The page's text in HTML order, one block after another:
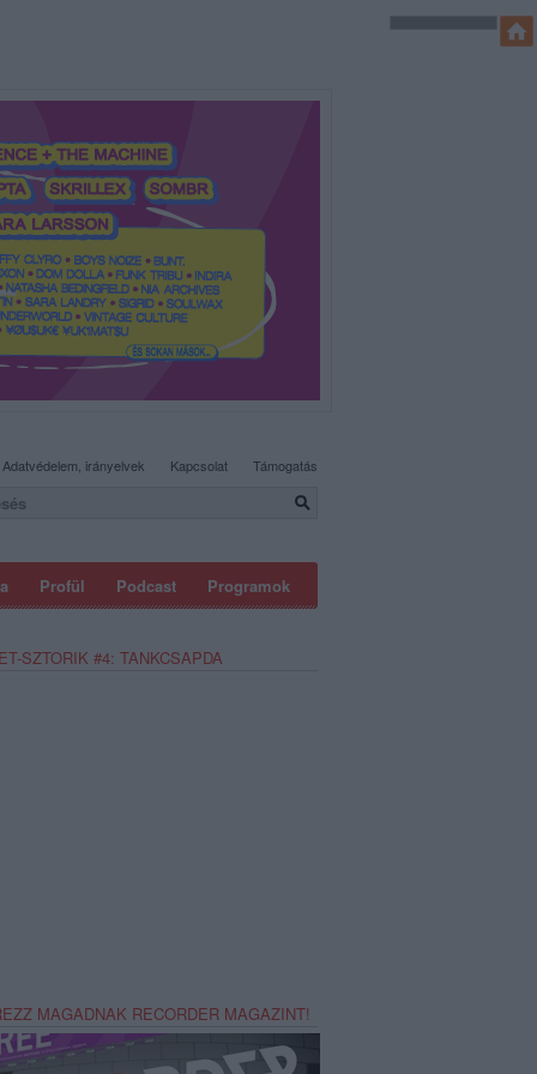
Profül Podcast Programok
Adatvédelem, irányelvek Kapcsolat Támogatás
SZTORIK #4: TANKCSAPDA
MAGADNAK RECORDER MAGAZINT!